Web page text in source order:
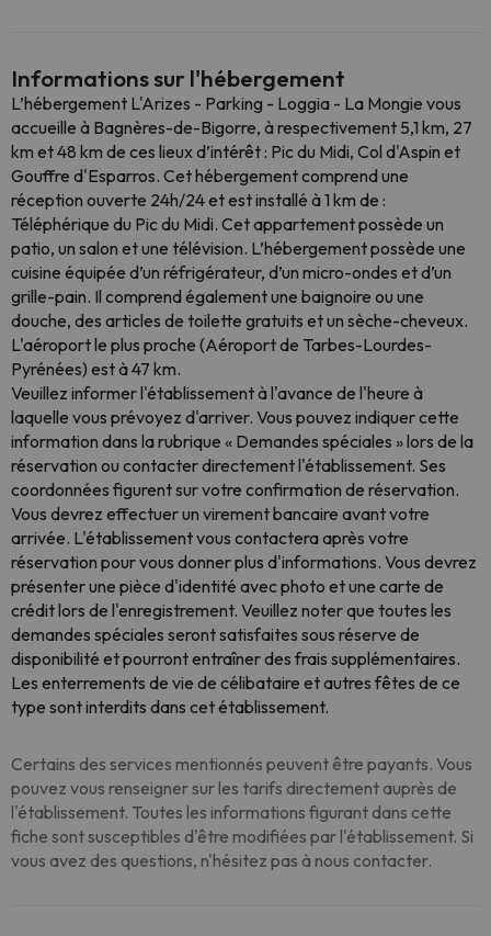
Informations sur l'hébergement
L’hébergement L'Arizes - Parking - Loggia - La Mongie vous
accueille à Bagnères-de-Bigorre, à respectivement 5,1 km, 27
km et 48 km de ces lieux d’intérêt : Pic du Midi, Col d'Aspin et
Gouffre d'Esparros. Cet hébergement comprend une
réception ouverte 24h/24 et est installé à 1 km de :
Téléphérique du Pic du Midi. Cet appartement possède un
patio, un salon et une télévision. L’hébergement possède une
cuisine équipée d’un réfrigérateur, d’un micro-ondes et d’un
grille-pain. Il comprend également une baignoire ou une
douche, des articles de toilette gratuits et un sèche-cheveux.
L'aéroport le plus proche (Aéroport de Tarbes-Lourdes-
Pyrénées) est à 47 km.
Veuillez informer l'établissement à l'avance de l'heure à
laquelle vous prévoyez d'arriver. Vous pouvez indiquer cette
information dans la rubrique « Demandes spéciales » lors de la
réservation ou contacter directement l'établissement. Ses
coordonnées figurent sur votre confirmation de réservation.
Vous devrez effectuer un virement bancaire avant votre
arrivée. L'établissement vous contactera après votre
réservation pour vous donner plus d'informations. Vous devrez
présenter une pièce d'identité avec photo et une carte de
crédit lors de l'enregistrement. Veuillez noter que toutes les
demandes spéciales seront satisfaites sous réserve de
disponibilité et pourront entraîner des frais supplémentaires.
Les enterrements de vie de célibataire et autres fêtes de ce
type sont interdits dans cet établissement.
Certains des services mentionnés peuvent être payants. Vous
pouvez vous renseigner sur les tarifs directement auprès de
l'établissement. Toutes les informations figurant dans cette
fiche sont susceptibles d'être modifiées par l'établissement. Si
vous avez des questions, n'hésitez pas à nous contacter.